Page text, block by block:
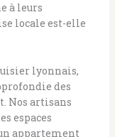
à leurs
locale est-elle
lyonnais,
des
Nos artisans
espaces
appartement